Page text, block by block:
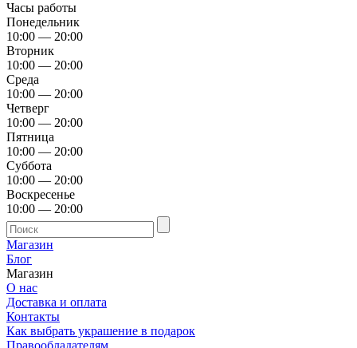
Часы работы
Понедельник
10:00 — 20:00
Вторник
10:00 — 20:00
Среда
10:00 — 20:00
Четверг
10:00 — 20:00
Пятница
10:00 — 20:00
Суббота
10:00 — 20:00
Воскресенье
10:00 — 20:00
Магазин
Блог
Магазин
О нас
Доставка и оплата
Контакты
Как выбрать украшение в подарок